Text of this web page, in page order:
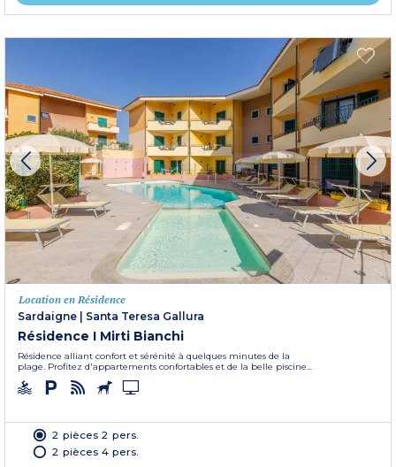
Location en Résidence
Sardaigne
Santa Teresa Gallura
Résidence I Mirti Bianchi
Résidence alliant confort et sérénité à quelques minutes de la
plage. Profitez d'appartements confortables et de la belle piscine...
2 pièces 2 pers.
2 pièces 4 pers.